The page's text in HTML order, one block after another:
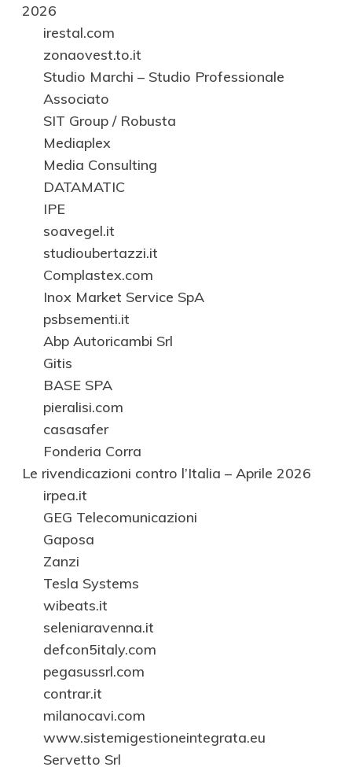
2026
irestal.com
zonaovest.to.it
Studio Marchi – Studio Professionale
Associato
SIT Group / Robusta
Mediaplex
Media Consulting
DATAMATIC
IPE
soavegel.it
studioubertazzi.it
Complastex.com
Inox Market Service SpA
psbsementi.it
Abp Autoricambi Srl
Gitis
BASE SPA
pieralisi.com
casasafer
Fonderia Corra
Le rivendicazioni contro l’Italia – Aprile 2026
irpea.it
GEG Telecomunicazioni
Gaposa
Zanzi
Tesla Systems
wibeats.it
seleniaravenna.it
defcon5italy.com
pegasussrl.com
contrar.it
milanocavi.com
www.sistemigestioneintegrata.eu
Servetto Srl